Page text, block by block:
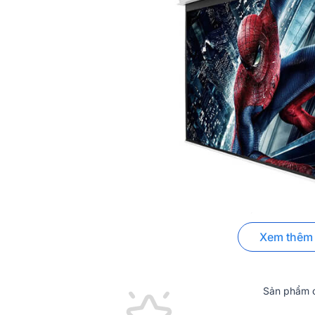
thành “mềm” hơn rất nhiều so với các dòng máy
thị trường vào năm 1999, Grandview dần khẳng
hiệu vô tuyến ở Mỹ, chứng nhận ISF, cũng như
Xem thêm
Sản phẩm